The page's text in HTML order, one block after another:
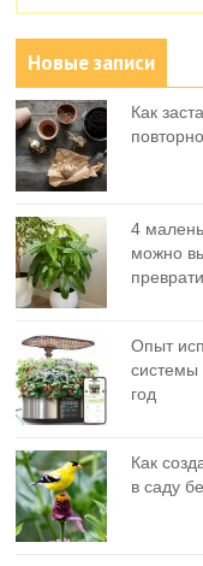
Новые записи
Как
4
можно
Опыт
системы
год
Как
в саду